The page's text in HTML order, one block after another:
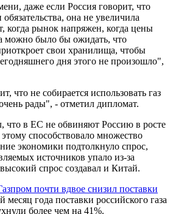
даже если Россия говорит, что
она не увеличила
когда рынок напряжен, когда цены
можно было бы ожидать, что
свои хранилища, чтобы
дня этого не произошло",
что не собирается использовать газ
рады", - отметил дипломат.
что в ЕС не обвиняют Россию в росте
способствовало множество
экономики подтолкнуло спрос,
источников упало из-за
спрос создавал и Китай.
почти вдвое снизил поставки
месяц года поставки российского газа
более чем на 41%.